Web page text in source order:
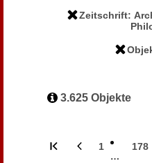
Zeitschrift:
3.625 Objekte
1
…
178